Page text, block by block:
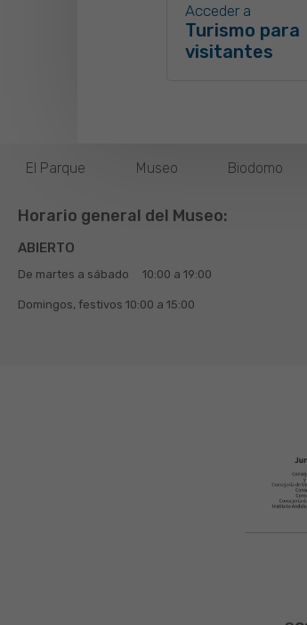
Acceder a
Turismo para
visitantes
El Parque Museo Biodomo
Horario general del Museo:
ABIERTO
De martes a sábado 10:00 a 19:00
Domingos, festivos 10:00 a 15:00